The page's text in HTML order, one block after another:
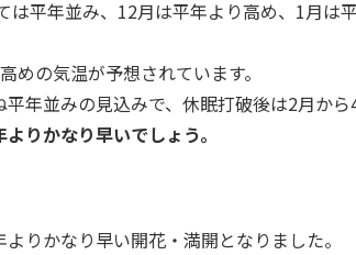
は平年並み、12月は平年より高め、1月
めの気温が予想されています。
年並みの見込みで、休眠打破後は2月か
りかなり早いでしょう。
りかなり早い開花・満開となりました。